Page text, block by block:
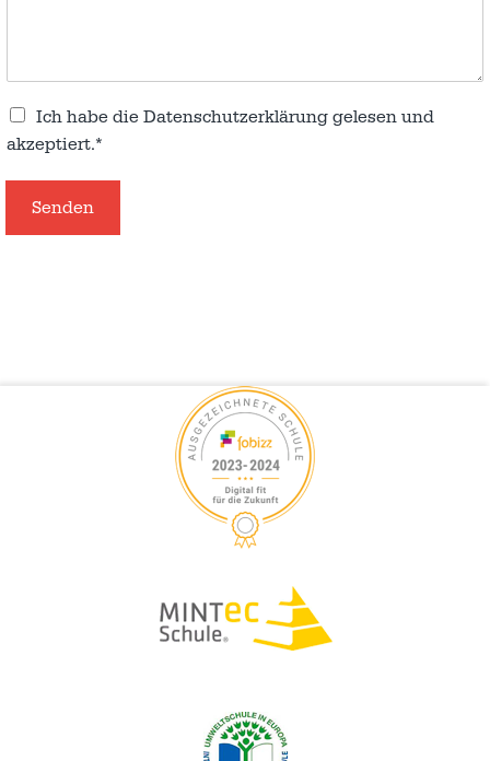
Ich habe die Datenschutzerklärung gelesen und
akzeptiert.*
Senden